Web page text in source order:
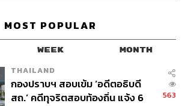
สวนสนุก ดิสนีย์ Disneyland
MOST POPULAR
WEEK MONTH
THAILAND
กองปราบฯ สอบเข้ม ‘อดีตอธิบดี
สถ.’ คดีทุจริตสอบท้องถิ่น แจ้ง 6
563